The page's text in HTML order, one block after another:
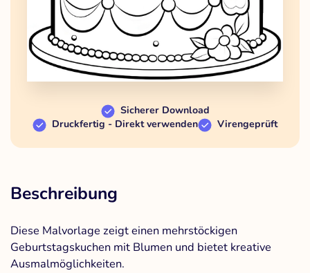
Sicherer Download
Druckfertig - Direkt verwenden
Virengeprüft
Beschreibung
Diese Malvorlage zeigt einen mehrstöckigen
Geburtstagskuchen mit Blumen und bietet kreative
Ausmalmöglichkeiten.